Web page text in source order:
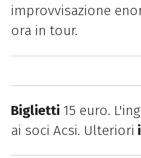
improvvisazione
ora in tour.
Biglietti 15 euro. L
ai soci Acsi. Ulteriori